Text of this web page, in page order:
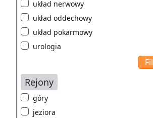
układ nerwowy
układ oddechowy
układ pokarmowy
urologia
Rejony
góry
jeziora